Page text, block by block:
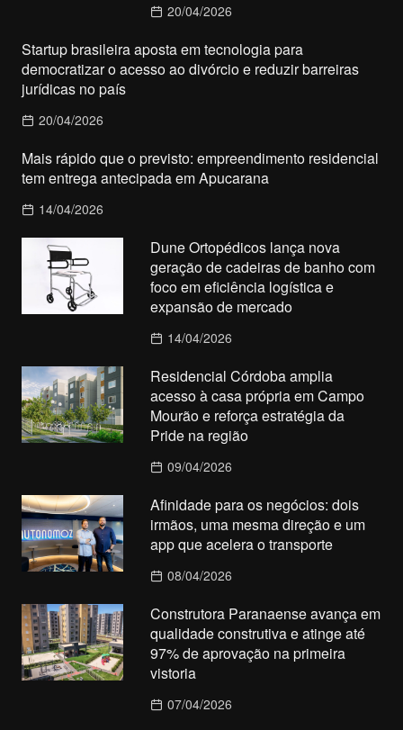
20/04/2026
Startup brasileira aposta em tecnologia para
democratizar o acesso ao divórcio e reduzir barreiras
jurídicas no país
20/04/2026
Mais rápido que o previsto: empreendimento residencial
tem entrega antecipada em Apucarana
14/04/2026
Dune Ortopédicos lança nova
geração de cadeiras de banho com
foco em eficiência logística e
expansão de mercado
14/04/2026
Residencial Córdoba amplia
acesso à casa própria em Campo
Mourão e reforça estratégia da
Pride na região
09/04/2026
Afinidade para os negócios: dois
irmãos, uma mesma direção e um
app que acelera o transporte
08/04/2026
Construtora Paranaense avança em
qualidade construtiva e atinge até
97% de aprovação na primeira
vistoria
07/04/2026